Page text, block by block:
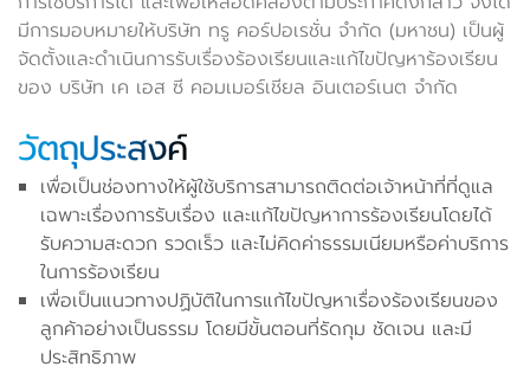
มีการมอบหมายให้บริษัท ทรู คอร์ปอเรชั่น จำกัด (มหาชน) เป็นผู้
จัดตั้งและดำเนินการรับเรื่องร้องเรียนและแก้ไขปัญหาร้องเรียน
ของ บริษัท เค เอส ซี คอมเมอร์เชียล อินเตอร์เนต จำกัด
วัตถุประสงค์
เพื่อเป็นช่องทางให้ผู้ใช้บริการสามารถติดต่อเจ้าหน้าที่ที่ดูแล
เฉพาะเรื่องการรับเรื่อง และแก้ไขปัญหาการร้องเรียนโดยได้
รับความสะดวก รวดเร็ว และไม่คิดค่าธรรมเนียมหรือค่าบริการ
ในการร้องเรียน
เพื่อเป็นแนวทางปฏิบัติในการแก้ไขปัญหาเรื่องร้องเรียนของ
ลูกค้าอย่างเป็นธรรม โดยมีขั้นตอนที่รัดกุม ชัดเจน และมี
ประสิทธิภาพ